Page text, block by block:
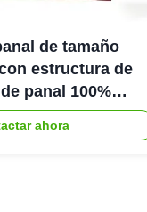
de tamaño
estructura de
panal 100%
protector
ahora